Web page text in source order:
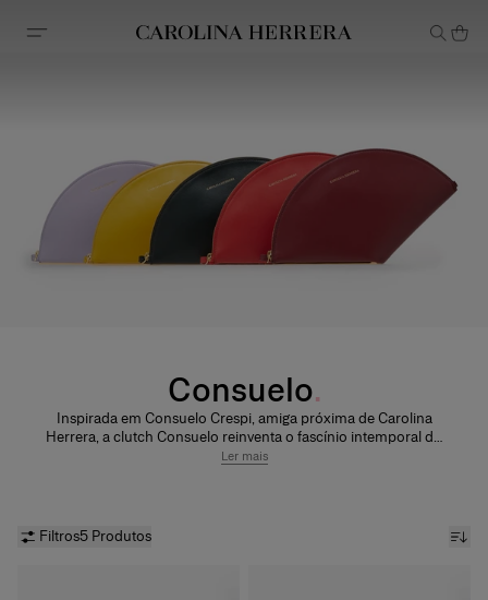
Declaração de acessibilidade
Consuelo
Inspirada em Consuelo Crespi, amiga próxima de Carolina
Herrera, a clutch Consuelo reinventa o fascínio intemporal do
leque. A sua silhueta escultural confere elegância e espírito
Ler mais
Filtros5 Produtos